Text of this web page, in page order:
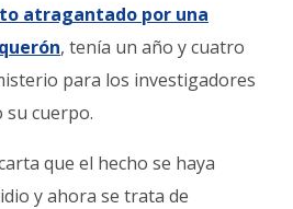
atragantado por una
, tenía un año y cuatro
para los investigadores
cuerpo.
que el hecho se haya
y ahora se trata de